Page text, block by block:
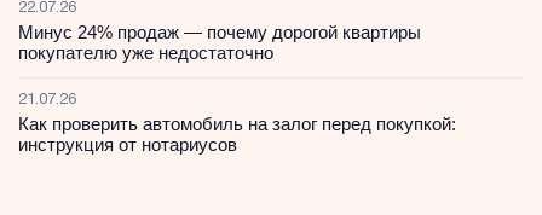
22.07.26
Минус 24% продаж — почему дорогой квартиры
покупателю уже недостаточно
21.07.26
Как проверить автомобиль на залог перед покупкой:
инструкция от нотариусов